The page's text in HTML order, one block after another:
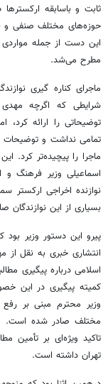
ثابت و باسابقه ارکسترها
حوزه‌های مختلف صنفی و
این دست از جمله
مطرح می‌شد.
ماجرای کناره گیری
شرایطی که اگرچه
توضیحاتی را ارائه کرد،
تمامی نداشت و توضیحات
ماجرا را پیچیده‌تر کرد.
نوازنده اخراجی ارکستر
بسیاری از این نوازندگان
پیرو این دستور وزیر
انتشاری خبری به نقل از
اسلامی درباره پیگیری
کمیته پیگیری در این
وزیر محترم مبنی بر
مختلف صادر شده است.
تاکید ویژه‌ای بر تأمین
تهران داشته است.